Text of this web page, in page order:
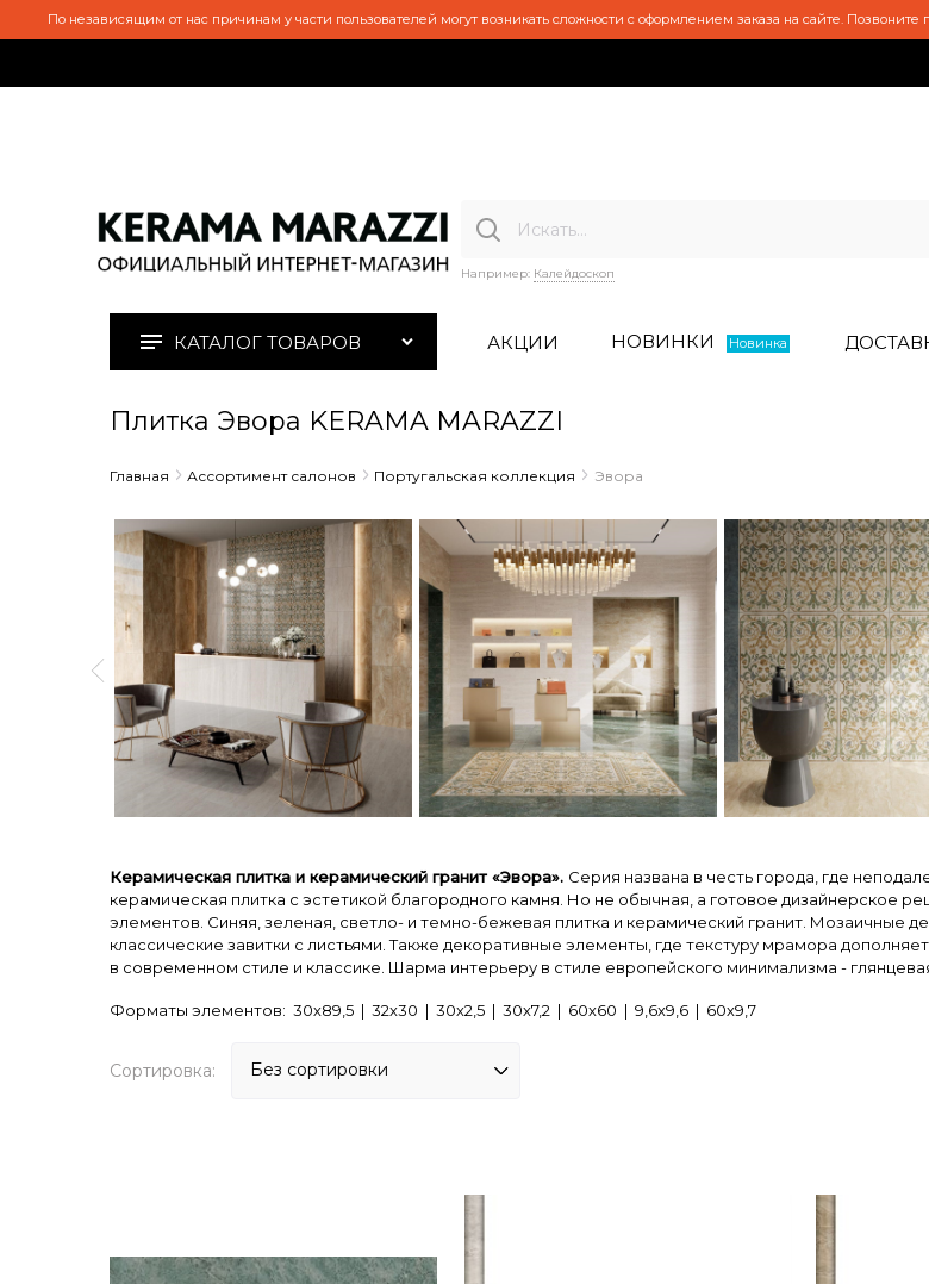
По независящим от нас причинам у части пользователей могут возникать сложности с оформлением заказа на сайте. Позвоните
Например: Калейдоскоп
КАТАЛОГ ТОВАРОВ АКЦИИ НОВИНКИ Новинка
Плитка Эвора KERAMA MARAZZI
Главная Ассортимент салонов Португальская коллекция Эвора
Керамическая плитка и керамический гранит «Эвора». Серия названа в честь города, где
керамическая плитка с эстетикой благородного камня. Но не обычная, а готовое дизайнерское
элементов. Синяя, зеленая, светло- и темно-бежевая плитка и керамический гранит. Мозаичные
классические завитки с листьями. Также декоративные элементы, где текстуру мрамора
в современном стиле и классике. Шарма интерьеру в стиле европейского минимализма -
Форматы элементов: 30х89,5 | 32х30 | 30х2,5 | 30х7,2 | 60х60 | 9,6х9,6 | 60х9,7
Сортировка: